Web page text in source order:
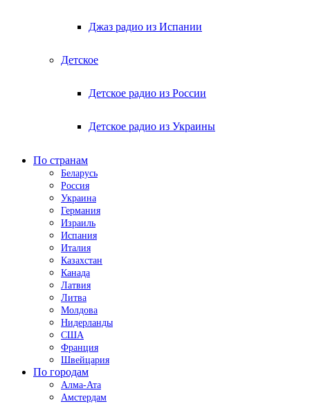
Джаз радио из Испании
Детское
Детское радио из России
Детское радио из Украины
По странам
Беларусь
Россия
Украина
Германия
Израиль
Испания
Италия
Казахстан
Канада
Латвия
Литва
Молдова
Нидерланды
США
Франция
Швейцария
По городам
Алма-Ата
Амстердам